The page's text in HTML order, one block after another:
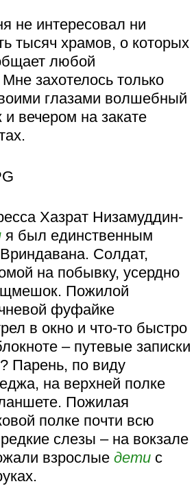
не интересовал ни
тысяч храмов, о которых
любой
Мне захотелось только
глазами волшебный
вечером на закате
Хазрат Низамуддин-
я был единственным
Солдат,
на побывку, усердно
Пожилой
фуфайке
в окно и что-то быстро
– путевые записки
Парень, по виду
на верхней полке
Пожилая
полке почти всю
слезы – на вокзале
взрослыедети с